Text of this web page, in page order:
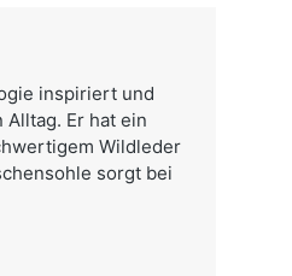
inspiriert und
Er hat ein
Wildleder
sorgt bei